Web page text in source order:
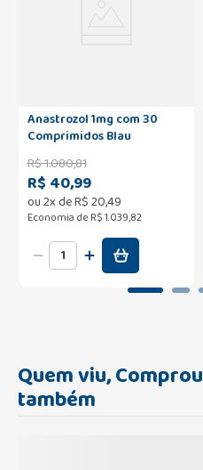
Anastrozol 1mg com 30
Comprimidos Blau
R$1.080,81
R$ 40,99
ou2x deR$20,49
Economia de R$ 1.039,82
Quem viu, Comprou
também